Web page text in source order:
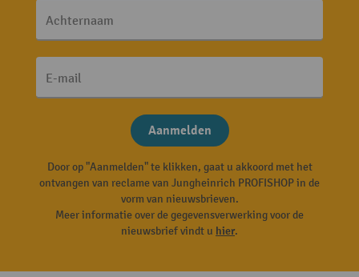
Achternaam
E-mail
Aanmelden
Door op "Aanmelden" te klikken, gaat u akkoord met het
ontvangen van reclame van Jungheinrich PROFISHOP in de
vorm van nieuwsbrieven.
Meer informatie over de gegevensverwerking voor de
nieuwsbrief vindt u hier.